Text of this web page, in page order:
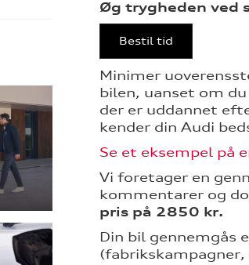
Øg trygheden ved
Bestil tid
Minimer
bilen, uanset om
der er uddannet
kender din Audi
Se et eksempel på
Vi foretager en
kommentarer og
pris på 2850 kr.
Din bil gennemgås
(fabrikskampagner,